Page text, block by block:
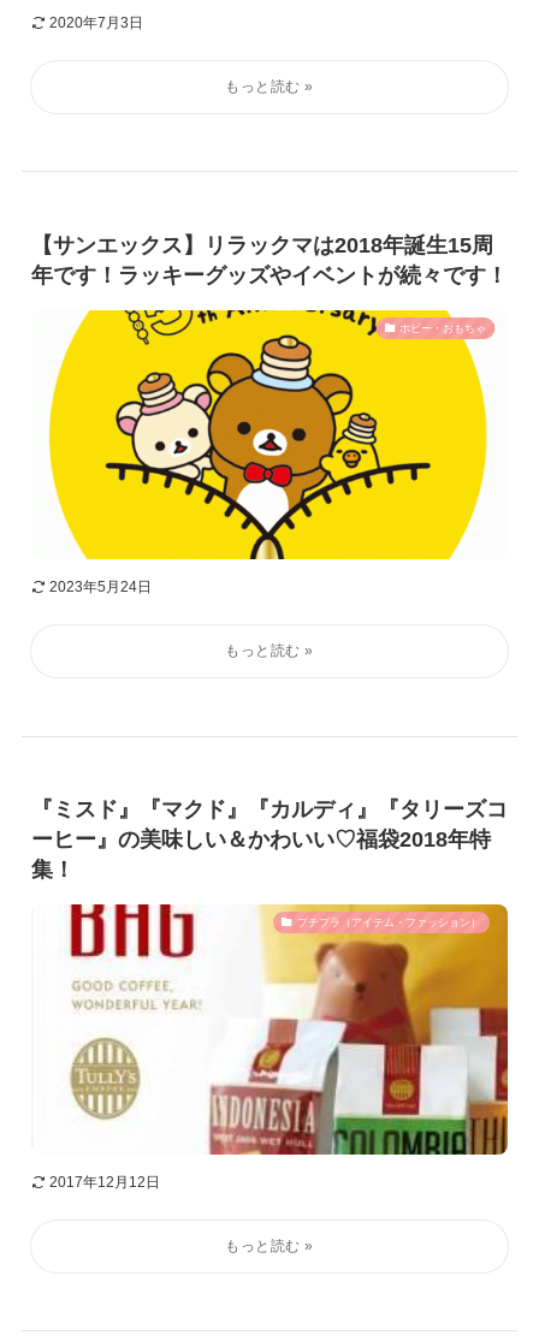
2020年7月3日
【サンエックス】リラックマは2018年誕生15周
年です！ラッキーグッズやイベントが続々です！
ホビー・おもちゃ
2023年5月24日
『ミスド』『マクド』『カルディ』『タリーズコ
ーヒー』の美味しい＆かわいい♡福袋2018年特
集！
プチプラ（アイテム・ファッション）
2017年12月12日